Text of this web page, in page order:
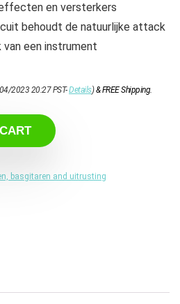
en versterkers
behoudt de natuurlijke attack
van een instrument
2023 20:27 PST-Details)&FREE Shipping.
basgitaren and uitrusting